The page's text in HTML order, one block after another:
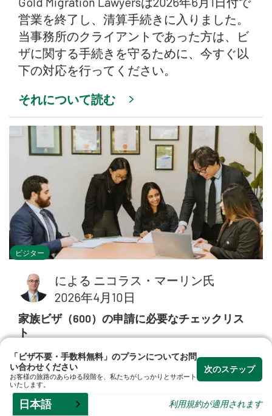
営業を終了し、清算手続きに入りました。
当事務所のクライアントであった方は、ビ
ザに関する手続きを守るために、今すぐ以
下の対応を行ってください。
それについて読む
ビジター
による ニコラス・マーリン氏
2026年4月10日
家族ビザ（600）の申請に必要なチェックリス
ト
この記事では、家族訪問ビザ（サブクラス
600）のチェックリスト、申請資格、申請
手続き、および実用的なアドバイスについ
て解説します。
「ビザ不要・手数料無料」のプランについてお問
い合わせください
お客様の旅路のあらゆる段階を、私たちがしっかりとサポート
いたします。
次のステップ
利用規約が適用されます
日本語